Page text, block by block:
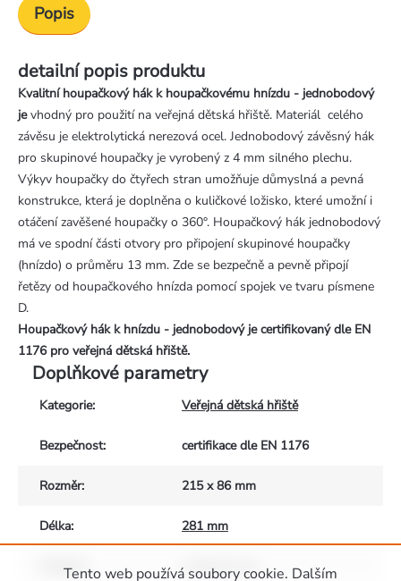
Tento web používá soubory cookie. Dalším
Popis
detailní popis produktu
Kvalitní houpačkový hák k houpačkovému hnízdu - jednobodový
jevhodný pro použití na veřejná dětská hřiště. Materiál celého
závěsu je elektrolytická nerezová ocel. Jednobodový závěsný hák
pro skupinové houpačky je vyrobený z 4 mm silného plechu.
Výkyv houpačky do čtyřech stran umožňuje důmyslná a pevná
konstrukce, která je doplněna o kuličkové ložisko, které umožní i
otáčení zavěšené houpačky o 360°. Houpačkový hák jednobodový
má ve spodní části otvory pro připojení skupinové houpačky
(hnízdo) o průměru 13 mm. Zde se bezpečně a pevně připojí
řetězy od houpačkového hnízda pomocí spojek ve tvaru písmene
D.
Houpačkový hák k hnízdu - jednobodový je certifikovaný dle EN
1176 pro veřejná dětská hřiště.
Doplňkové parametry
Kategorie: Veřejná dětská hřiště
Bezpečnost: certifikace dle EN 1176
Rozměr: 215 x 86 mm
Délka: 281 mm
Materiál nerezová ocel